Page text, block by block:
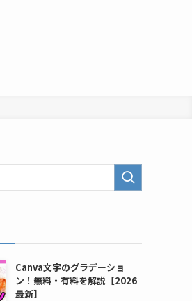
Canva文字のグラデーショ
ン！無料・有料を解説【2026
最新】